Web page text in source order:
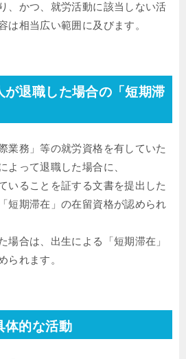
、かつ、就労活動に該当しない活
は相当広い範囲に及びます。
が退職した場合の「短期滞
業務」等の就労資格を有していた
よって退職した場合に、
いることを証する文書を提出した
短期滞在」の在留資格が認められ
場合は、出生による「短期滞在」
られます。
体的な活動